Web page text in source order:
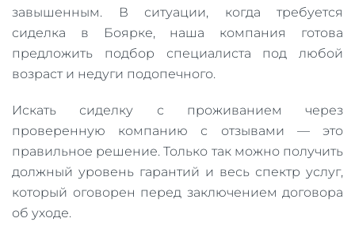
завышенным. В ситуации, когда требуется
сиделка в Боярке, наша компания готова
предложить подбор специалиста под любой
возраст и недуги подопечного.
Искать сиделку с проживанием через
проверенную компанию с отзывами — это
правильное решение. Только так можно получить
должный уровень гарантий и весь спектр услуг,
который оговорен перед заключением договора
об уходе.